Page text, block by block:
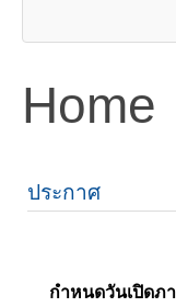
Home
ประกาศ
กำหนดวันเปิดภ